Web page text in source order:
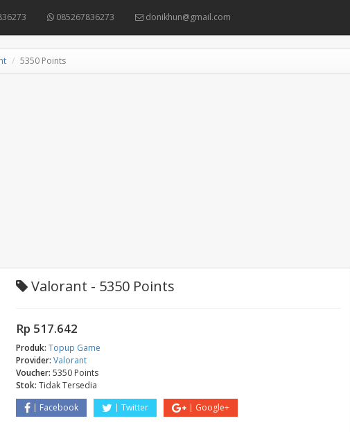
085267836273 donikhun@gmail.com
5350 Points
Valorant - 5350 Points
Rp 517.642
Produk: Topup Game
Provider: Valorant
Voucher: 5350 Points
Stok: Tidak Tersedia
Facebook
Twitter Google+